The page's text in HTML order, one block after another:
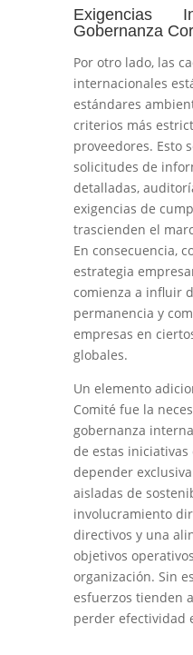
Exigencias
Gobernanza
Por otro lado, las
internacionales
estándares
criterios más
proveedores. Esto
solicitudes de
detalladas,
exigencias de
trascienden el
En consecuencia,
estrategia
comienza a influir
permanencia y
empresas en
globales.
Un elemento
Comité fue la
gobernanza
de estas
depender
aisladas de
involucramiento
directivos y una
objetivos
organización. Sin
esfuerzos tienden
perder efectividad